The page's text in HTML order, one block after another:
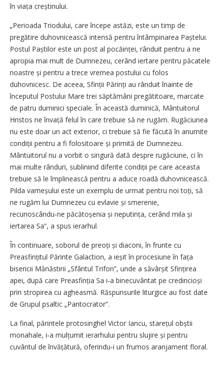
în viața creștinului.
„Perioada Triodului, care începe astăzi, este un timp de
pregătire duhovnicească intensă pentru întâmpinarea Paștelui.
Postul Paștilor este un post al pocăinței, rânduit pentru a ne
apropia mai mult de Dumnezeu, cerând iertare pentru păcatele
noastre și pentru a trece vremea postului cu folos
duhovnicesc. De aceea, Sfinții Părinți au rânduit înainte de
începutul Postului Mare trei săptămâni pregătitoare, marcate
de patru duminici speciale. În această duminică, Mântuitorul
Hristos ne învață felul în care trebuie să ne rugăm. Rugăciunea
nu este doar un act exterior, ci trebuie să fie făcută în anumite
condiții pentru a fi folositoare și primită de Dumnezeu.
Mântuitorul nu a vorbit o singură dată despre rugăciune, ci în
mai multe rânduri, subliniind diferite condiții pe care aceasta
trebuie să le împlinească pentru a aduce roadă duhovnicească.
Pilda vameșului este un exemplu de urmat pentru noi toți, să
ne rugăm lui Dumnezeu cu evlavie și smerenie,
recunoscându‑ne păcătoșenia și neputința, cerând mila și
iertarea Sa”, a spus ierarhul.
În continuare, soborul de preoți și diaconi, în frunte cu
Preasfințitul Părinte Galaction, a ieșit în procesiune în fața
bisericii Mănăstirii „Sfântul Trifon”, unde a săvârșit Sfințirea
apei, după care Preasfinția Sa i‑a binecuvântat pe credincioși
prin stropirea cu agheasmă. Răspunsurile liturgice au fost date
de Grupul psaltic „Pantocrator”.
La final, părintele protosinghel Victor Iancu, starețul obștii
monahale, i‑a mulțumit ierarhului pentru slujire și pentru
cuvântul de învățătură, oferindu‑i un frumos aranjament floral.